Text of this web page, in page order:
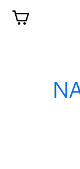
Inhalt
springen